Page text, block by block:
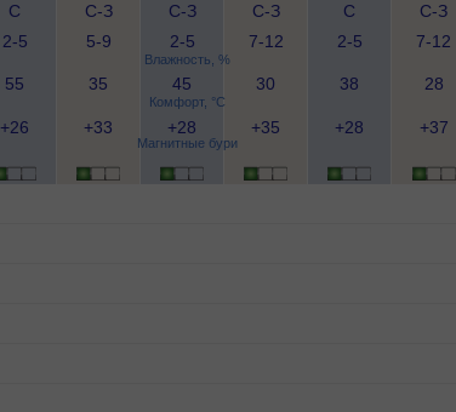
Влажность, %
Комфорт, °C
Магнитные бури
С
2-5
С-З
5-9
С-З
2-5
С-З
7-12
С
2-5
С-З
7-12
55 35 45 30 38 28
+26 +33 +28 +35 +28 +37